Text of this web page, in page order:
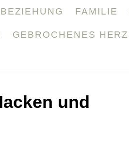
BEZIEHUNG FAMILIE
GEBROCHENES HERZ
und